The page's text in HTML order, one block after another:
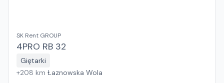
SK Rent GROUP
4PRO RB 32
Giętarki
+208 km Łaznowska Wola